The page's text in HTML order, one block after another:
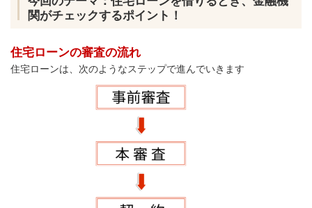
関がチェックするポイント！
住宅ローンの審査の流れ
住宅ローンは、次のようなステップで進んでいきます